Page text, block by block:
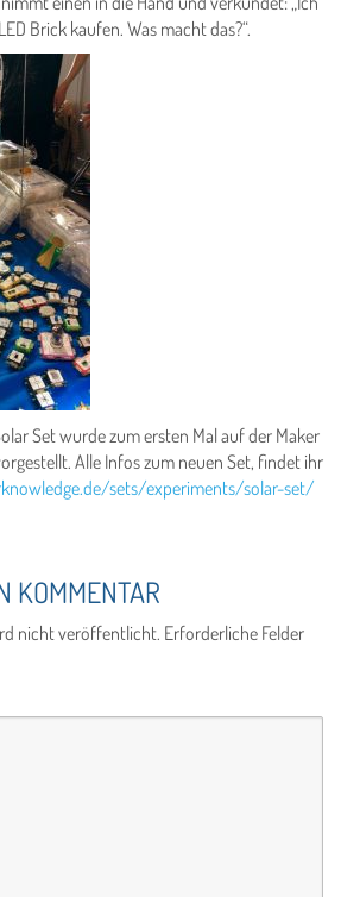
Brick kaufen. Was macht das?“.
Set wurde zum ersten Mal auf der Maker
Alle Infos zum neuen Set, findet ihr
sets/experiments/solar-set/
KOMMENTAR
nicht veröffentlicht. Erforderliche Felder